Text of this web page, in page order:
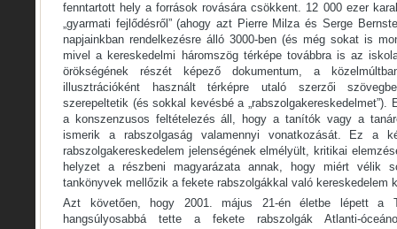
fenntartott hely a források rovására csökkent. 12 000 ezer
„gyarmati fejlődésről” (ahogy azt Pierre Milza és Serge
napjainkban rendelkezésre álló 3000-ben (és még sokat is
mivel a kereskedelmi háromszög térképe továbbra is az
örökségének részét képező dokumentum, a
illusztrációként használt térképre utaló szerzői
szerepeltetik (és sokkal kevésbé a „rabszolgakereskedelmet”).
a konszenzusos feltételezés áll, hogy a tanítók vagy a
ismerik a rabszolgaság valamennyi vonatkozását. Ez a
rabszolgakereskedelem jelenségének elmélyült, kritikai
helyzet a részbeni magyarázata annak, hogy miért vélik
tankönyvek mellőzik a fekete rabszolgákkal való kereskedelem
Azt követően, hogy 2001. május 21-én életbe lépett a
hangsúlyosabbá tette a fekete rabszolgák Atlanti-